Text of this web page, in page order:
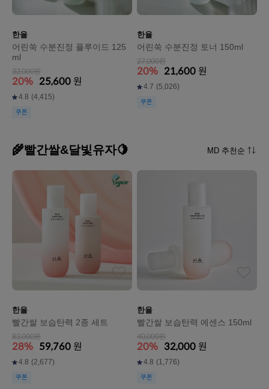
한율
어린쑥 수분진정 플루이드 125
ml
32,000원
20% 25,600 원
4.8 (4,415)
쿠폰
한율
어린쑥 수분진정 토너 150ml
27,000원
20% 21,600 원
4.7 (5,026)
쿠폰
🌾빨간쌀&달빛유자🍋 MD 추천순
한율
빨간쌀 보습탄력 2종 세트
83,000원
28% 59,760 원
4.8 (2,677)
쿠폰
한율
빨간쌀 보습탄력 에센스 150ml
40,000원
20% 32,000 원
4.8 (1,776)
쿠폰